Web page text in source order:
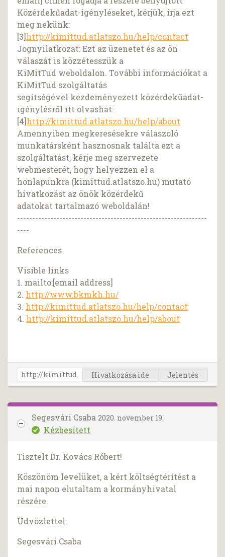
Közérdekűadat-igényléseket, kérjük, írja ezt
meg nekünk:
[3]http://kimittud.atlatszo.hu/help/contact
Jognyilatkozat: Ezt az üzenetet és az ön
válaszát is közzétesszük a
KiMitTud weboldalon. További információkat a
KiMitTud szolgáltatás
segítségével kezdeményezett közérdekűadat-
igénylésről itt olvashat:
[4]http://kimittud.atlatszo.hu/help/about
Amennyiben megkeresésekre válaszoló
munkatársként hasznosnak találta ezt a
szolgáltatást, kérje meg szervezete
webmesterét, hogy helyezzen el a
honlapunkra (kimittud.atlatszo.hu) mutató
hivatkozást az önök közérdekű
adatokat tartalmazó weboldalán!
---------------------------------------------------------------
----
References
Visible links
1. mailto:[email address]
2. http://www.bkmkh.hu/
3. http://kimittud.atlatszo.hu/help/contact
4. http://kimittud.atlatszo.hu/help/about
Hivatkozása ide Jelentés
Segesvári Csaba 2020. november 19.
Kézbesített
Tisztelt Dr. Kovács Róbert!
Köszönöm levelüket, a kért költségtérítést a
mai napon elutaltam a kormányhivatal
részére.
Üdvözlettel:
Segesvári Csaba